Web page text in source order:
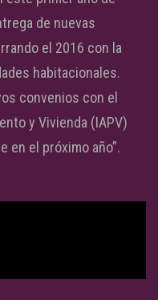
de nuevas
el 2016 con la
habitacionales.
convenios con el
y Vivienda (IAPV)
en el próximo año”.